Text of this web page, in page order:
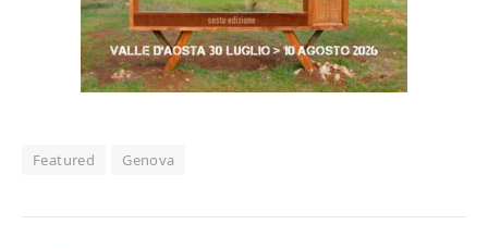
Featured Genova